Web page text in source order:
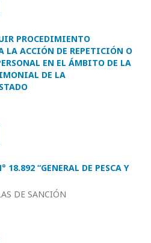
PROCEDIMIENTO
LA ACCIÓN DE REPETICIÓN O
EN EL ÁMBITO DE LA
DE LA
18.892 “GENERAL DE PESCA Y
DE SANCIÓN